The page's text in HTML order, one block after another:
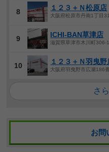
8 １２３＋Ｎ松原店
大阪府松原市丹南1丁目
9 ICHI-BAN草津店
滋賀県草津市木川町306-1
10 １２３＋Ｎ羽曳野
大阪府羽曳野市広瀬186
さ
お問